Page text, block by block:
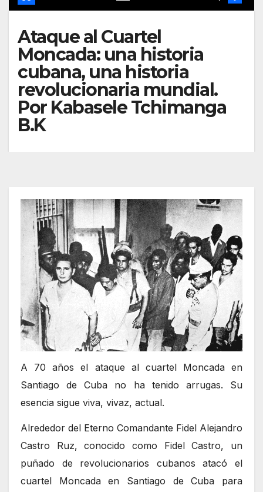
Ataque al Cuartel
Moncada: una historia
cubana, una historia
revolucionaria mundial.
Por Kabasele Tchimanga
B.K
A 70 años el ataque al cuartel Moncada en
Santiago de Cuba no ha tenido arrugas. Su
esencia sigue viva, vivaz, actual.
Alrededor del Eterno Comandante Fidel Alejandro
Castro Ruz, conocido como Fidel Castro, un
puñado de revolucionarios cubanos atacó el
cuartel Moncada en Santiago de Cuba para